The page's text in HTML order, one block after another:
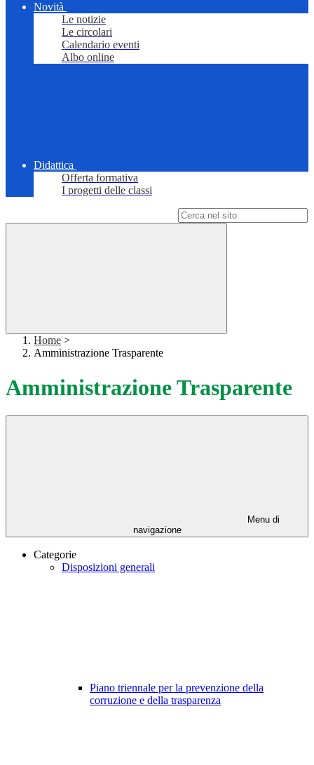
Novità
Le notizie
Le circolari
Calendario eventi
Albo online
Didattica
Offerta formativa
I progetti delle classi
Home >
Amministrazione Trasparente
Amministrazione Trasparente
Menu di
navigazione
Categorie
Disposizioni generali
Piano triennale per la prevenzione della
corruzione e della trasparenza